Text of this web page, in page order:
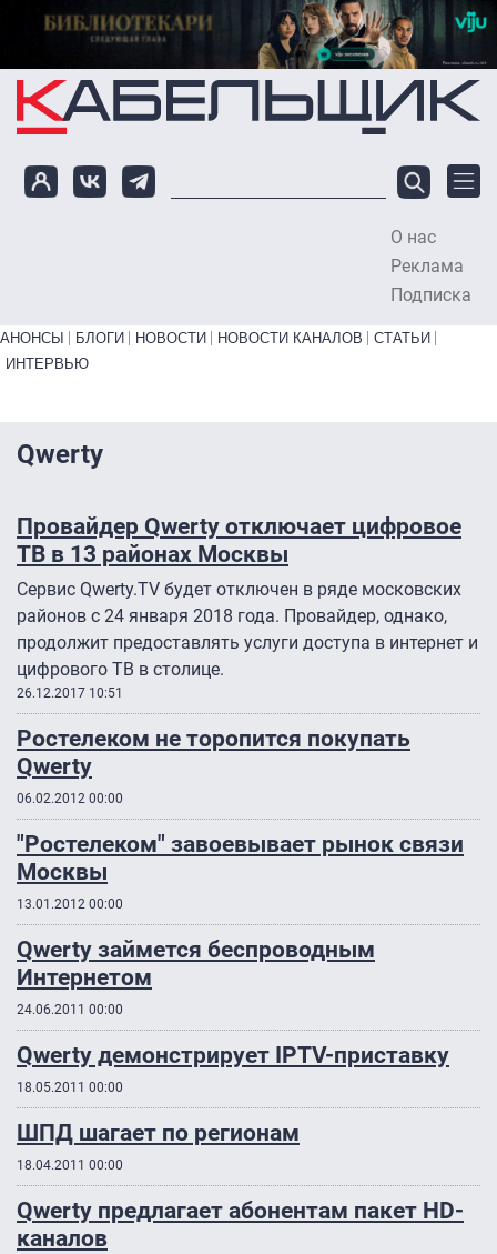
Перейти к основному содержанию
О нас
Реклама
Подписка
Primary links bottom
АНОНСЫ БЛОГИ НОВОСТИ НОВОСТИ КАНАЛОВ
СТАТЬИ
ИНТЕРВЬЮ
Qwerty
Провайдер Qwerty отключает цифровое
ТВ в 13 районах Москвы
Сервис Qwerty.TV будет отключен в ряде московских
районов с 24 января 2018 года. Провайдер, однако,
продолжит предоставлять услуги доступа в интернет и
цифрового ТВ в столице.
26.12.2017 10:51
Ростелеком не торопится покупать
Qwerty
06.02.2012 00:00
"Ростелеком" завоевывает рынок связи
Москвы
13.01.2012 00:00
Qwerty займется беспроводным
Интернетом
24.06.2011 00:00
Qwerty демонстрирует IPTV-приставку
18.05.2011 00:00
ШПД шагает по регионам
18.04.2011 00:00
Qwerty предлагает абонентам пакет HD-
каналов